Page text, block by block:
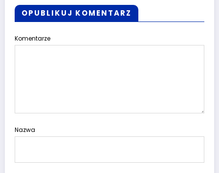
OPUBLIKUJ KOMENTARZ
Komentarze
Nazwa